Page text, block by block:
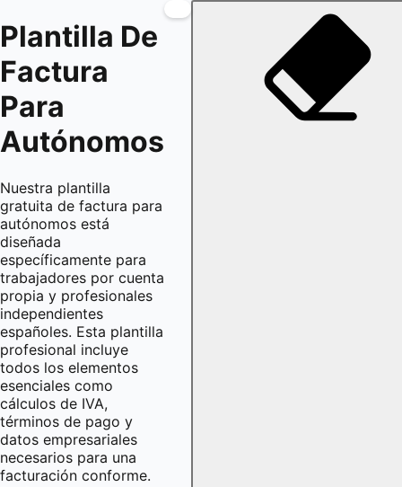
Plantilla De
Factura
Para
Autónomos
Nuestra plantilla
gratuita de factura para
autónomos está
diseñada
específicamente para
trabajadores por cuenta
propia y profesionales
independientes
españoles. Esta plantilla
profesional incluye
todos los elementos
esenciales como
cálculos de IVA,
términos de pago y
datos empresariales
necesarios para una
facturación conforme.